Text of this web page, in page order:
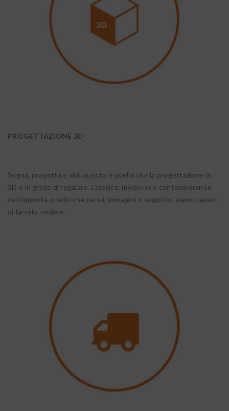
PROGETTAZIONE 3D
Sogna, progetta e vivi, questo è quello che la progettazione in
3D è in grado di regalare. Classico, moderno o contemporaneo
non importa, quello che pensi, immagini o sogni noi siamo capaci
di fartelo vedere.